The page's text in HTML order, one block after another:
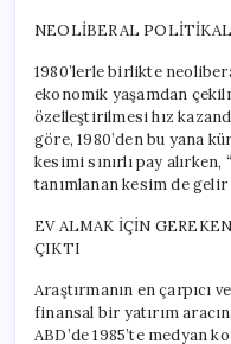
NEOLİBERAL
1980’lerle birlikte
ekonomik yaşamdan
özelleştirilmesi hız
göre, 1980’den bu yana
kesimi sınırlı pay alırken,
tanımlanan kesim de gelir
EV ALMAK İÇİN
ÇIKTI
Araştırmanın en çarpıcı
finansal bir yatırım
ABD’de 1985’te medyan